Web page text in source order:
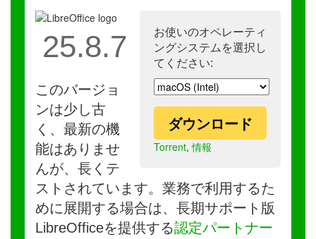
お使いのオペレーティ
ングシステムを選択し
てください:
ダウンロード
Torrent,情報
25.8.7
このバージョ
ンは少し古
く、最新の機
能はありませ
んが、長くテ
ストされています。業務で利用するた
めに展開する場合は、長期サポート版
LibreOfficeを提供する認定パートナー